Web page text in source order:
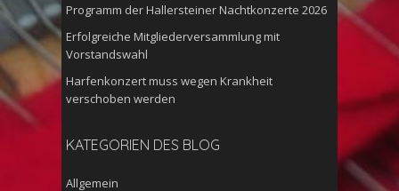
Programm der Hallersteiner Nachtkonzerte 2026
Erfolgreiche Mitgliederversammlung mit
Vorstandswahl
Harfenkonzert muss wegen Krankheit
verschoben werden
KATEGORIEN DES BLOG
Allgemein